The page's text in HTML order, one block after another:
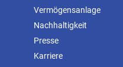
Vermögensanlage
Nachhaltigkeit
Presse
Karriere